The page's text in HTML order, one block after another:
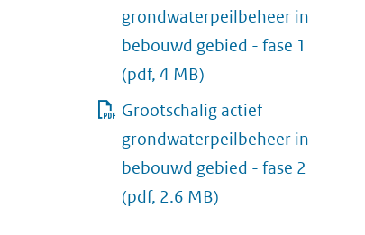
grondwaterpeilbeheer in
bebouwd gebied - fase 1
(pdf, 4 MB)
Grootschalig actief
grondwaterpeilbeheer in
bebouwd gebied - fase 2
(pdf, 2.6 MB)